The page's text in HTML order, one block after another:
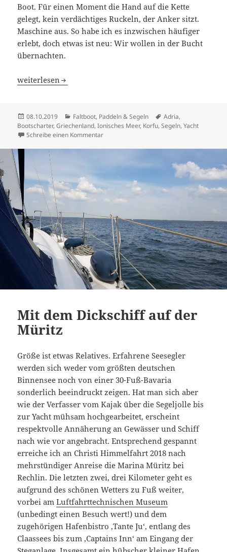
Boot. Für einen Moment die Hand auf die Kette
gelegt, kein verdächtiges Ruckeln, der Anker sitzt.
Maschine aus. So habe ich es inzwischen häufiger
erlebt, doch etwas ist neu: Wir wollen in der Bucht
übernachten.
Im Ionischen Meer
weiterlesen
Veröffentlicht
am
08.10.2019 Kategorien
Faltboot, Paddeln & Segeln Schlagwörter
Adria,
Bootscharter,Griechenland,Ionisches Meer, Korfu,Segeln,Yacht
Schreibe einen Kommentarzu Im Ionischen Meer
Mit dem Dickschiff auf der
Müritz
Größe ist etwas Relatives. Erfahrene Seesegler
werden sich weder vom größten deutschen
Binnensee noch von einer 30-Fuß-Bavaria
sonderlich beeindruckt zeigen. Hat man sich aber
wie der Verfasser vom Kajak über die Segeljolle bis
zur Yacht mühsam hochgearbeitet, erscheint
respektvolle Annäherung an Gewässer und Schiff
nach wie vor angebracht. Entsprechend gespannt
erreiche ich an Christi Himmelfahrt 2018 nach
mehrstündiger Anreise die Marina Müritz bei
Rechlin. Die letzten zwei, drei Kilometer geht es
aufgrund des schönen Wetters zu Fuß weiter,
vorbei amLuftfahrttechnischen Museum
(unbedingt einen Besuch wert!) und dem
zugehörigen Hafenbistro ‚Tante Ju‘, entlang des
Claassees bis zum ‚Captains Inn‘ am Eingang der